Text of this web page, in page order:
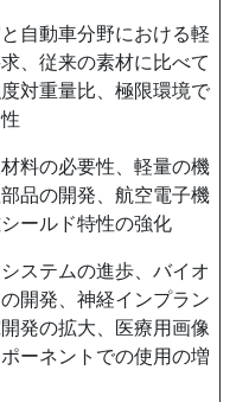
自動車分野における軽
、従来の素材に比べて
対重量比、極限環境で
料の必要性、軽量の機
品の開発、航空電子機
ールド特性の強化
ステムの進歩、バイオ
開発、神経インプラン
開発の拡大、医療用画像
ーネントでの使用の増